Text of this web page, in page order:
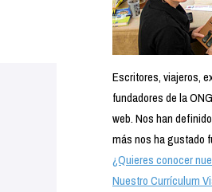
Escritores, viajeros,
fundadores de la
web. Nos han
más nos ha gustado
¿Quieres conocer
Nuestro Currículum